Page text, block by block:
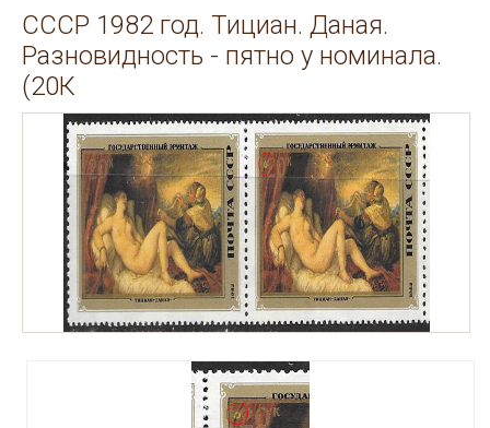
СССР 1982 год. Тициан. Даная.
Разновидность - пятно у номинала.
(20К